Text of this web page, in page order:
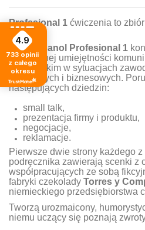
Profesional 1 ćwiczenia to
ucznia.
KursEspanol Profesional 1
praktycznej umiejętności
hiszpańskim w sytuacjach
handlowych i biznesowych.
następujących dziedzin:
small talk,
prezentacja firmy i produktu,
negocjacje,
reklamacje.
Pierwsze dwie strony każdego z
podręcznika zawierają scenki z
współpracujących ze sobą
fabryki czekolady Torres y
niemieckiego przedsiębiorstwa
Tworzą urozmaicony,
niemu uczący się poznają
4.9
733 opinii
z całego
okresu